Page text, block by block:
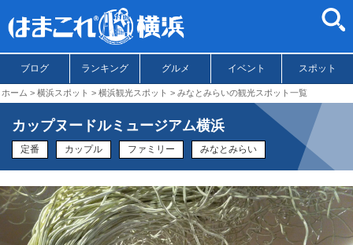
ブログ ランキング グルメ イベント スポット
ホーム 横浜スポット 横浜観光スポット みなとみらいの観光スポット一覧
カップヌードルミュージアム横浜
定番 カップル ファミリー みなとみらい